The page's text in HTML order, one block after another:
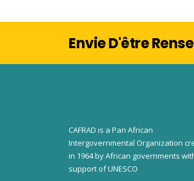
Envie D'être
CAFRAD is a Pan African
Intergovernmental Organization
in 1964 by African governments
support of UNESCO